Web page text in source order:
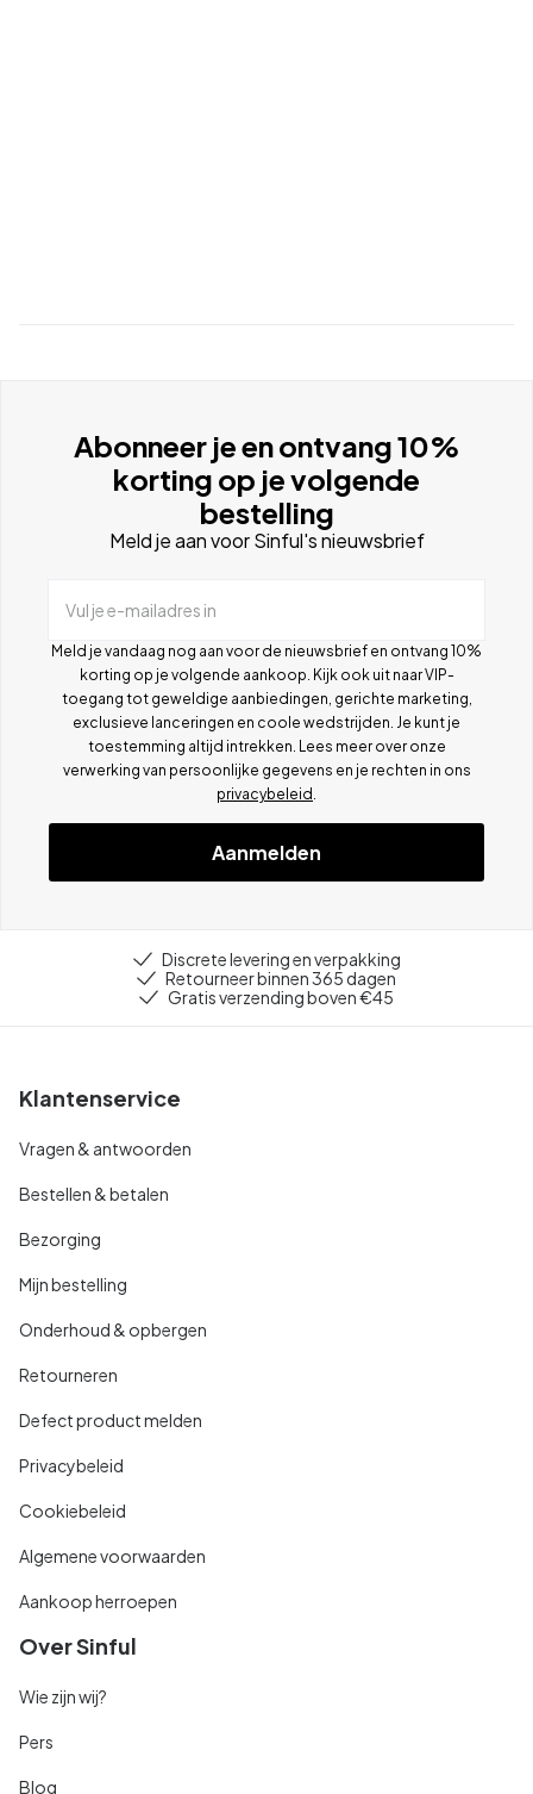
Abonneer je en ontvang 10%
korting op je volgende
bestelling
Meld je aan voor Sinful's nieuwsbrief
Vul je e-mailadres in
Meld je vandaag nog aan voor de nieuwsbrief en ontvang 10%
korting op je volgende aankoop. Kijk ook uit naar VIP-
toegang tot geweldige aanbiedingen, gerichte marketing,
exclusieve lanceringen en coole wedstrijden. Je kunt je
toestemming altijd intrekken. Lees meer over onze
verwerking van persoonlijke gegevens en je rechten in ons
privacybeleid
Aanmelden
Discrete levering en verpakking
Retourneer binnen 365 dagen
Gratis verzending boven €45
Klantenservice
Vragen & antwoorden
Bestellen & betalen
Bezorging
Mijn bestelling
Onderhoud & opbergen
Retourneren
Defect product melden
Privacybeleid
Cookiebeleid
Algemene voorwaarden
Aankoop herroepen
Over Sinful
Wie zijn wij?
Pers
Blog